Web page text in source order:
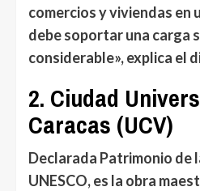
comercios y viviendas en
debe soportar una carga
considerable», explica el
2. Ciudad
Caracas (UCV)
Declarada Patrimonio de
UNESCO, es la obra